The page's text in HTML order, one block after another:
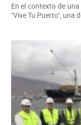
En el contexto de
"Vive Tu Puerto", una